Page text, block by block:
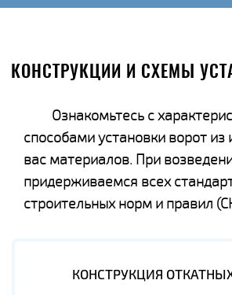
КОНСТРУКЦИИ И СХЕМЫ
Ознакомьтесь с
способами установки ворот
вас материалов. При
придерживаемся всех
строительных норм и правил
КОНСТРУКЦИЯ